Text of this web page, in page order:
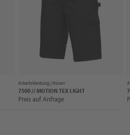
Arbeitskleidung | Hosen
7500 // MOTION TEX LIGHT
Preis auf Anfrage